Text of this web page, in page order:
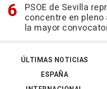
PSOE de Sevilla
concentre en
la mayor
ÚLTIMAS NOTICIAS
ESPAÑA